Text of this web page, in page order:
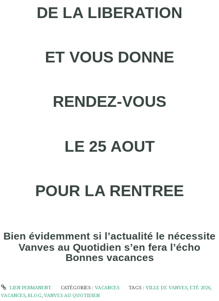
DE LA LIBERATION
ET VOUS DONNE
RENDEZ-VOUS
LE 25 AOUT
POUR LA RENTREE
Bien évidemment si l’actualité le nécessite
Vanves au Quotidien s’en fera l’écho
Bonnes vacances
LIEN PERMANENT CATÉGORIES : VACANCES TAGS :VILLE DE VANVES,ETÉ 2026,
VACANCES, BLOG, VANVES AU QUOTIDIEN